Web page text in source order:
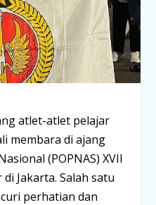
atlet-atlet pelajar
membara di ajang
(POPNAS) XVII
Jakarta. Salah satu
perhatian dan